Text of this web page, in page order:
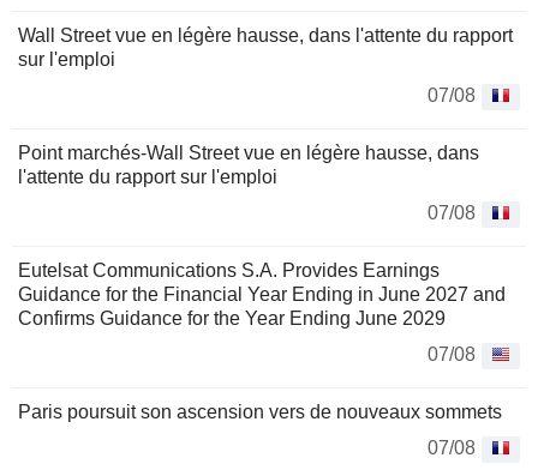
Wall Street vue en légère hausse, dans l'attente du rapport
sur l'emploi
07/08
Point marchés-Wall Street vue en légère hausse, dans
l'attente du rapport sur l'emploi
07/08
Eutelsat Communications S.A. Provides Earnings
Guidance for the Financial Year Ending in June 2027 and
Confirms Guidance for the Year Ending June 2029
07/08
Paris poursuit son ascension vers de nouveaux sommets
07/08